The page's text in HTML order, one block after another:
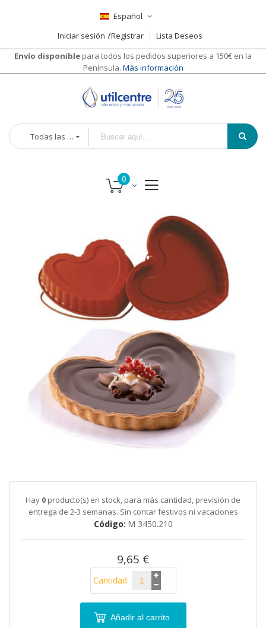
Español
Iniciar sesión
Registrar
Lista Deseos
Envío disponible para todos los pedidos superiores a 150€ en la
Península. Más información
Todas las categorías
imágenes
comienzo
galería
imágenes
Hay 0 producto(s) en stock, para más cantidad, previsión de
entrega de 2-3 semanas. Sin contar festivos ni vacaciones
Código M 3450.210
9,65 €
Cantidad
Añadir al carrito